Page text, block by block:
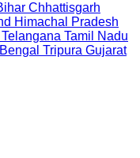
Chhattisgarh
Himachal Pradesh
Telangana Tamil Nadu
Tripura Gujarat